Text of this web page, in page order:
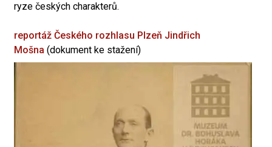
ryze českých charakterů.
reportáž Českého rozhlasu Plzeň Jindřich
Mošna (dokument ke stažení)